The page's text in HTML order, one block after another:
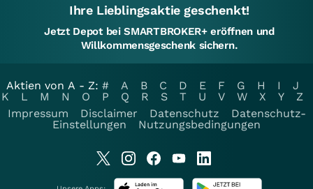
Ihre Lieblingsaktie geschenkt!
Jetzt Depot bei SMARTBROKER+ eröffnen und
Willkommensgeschenk sichern.
Aktien von A - Z: # A B C D E F G H I
J
K
L M N O P Q R S T U V W X Y
Z
Impressum
Disclaimer Datenschutz
Datenschutz-
Einstellungen
Nutzungsbedingungen